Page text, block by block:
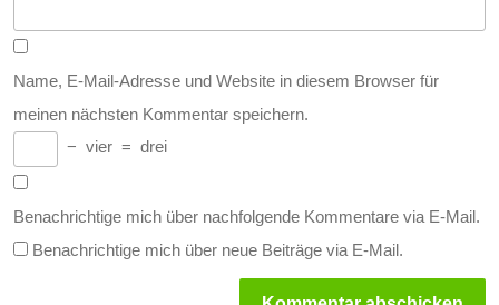
Name, E-Mail-Adresse und Website in diesem Browser für
meinen nächsten Kommentar speichern.
− vier = drei
Benachrichtige mich über nachfolgende Kommentare via E-Mail.
Benachrichtige mich über neue Beiträge via E-Mail.